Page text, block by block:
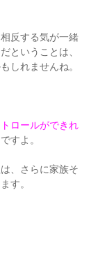
反する気が一緒
ということは、
しれませんね。
ロールができれ
すよ。
、さらに家族そ
す。